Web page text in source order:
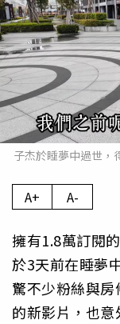
子杰於睡夢中過世，
A+ A-
擁有1.8萬訂閱
於3天前在睡夢
驚不少粉絲與
的新影片，也